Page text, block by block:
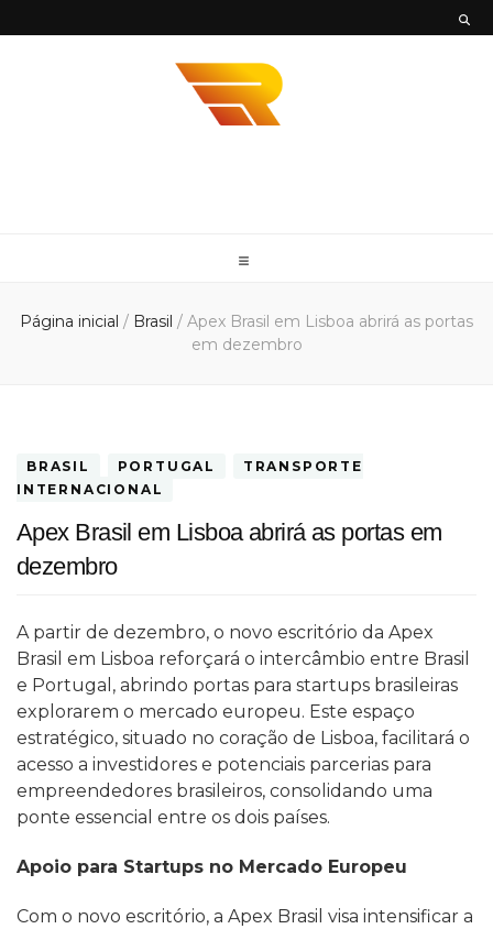
Envios
Rápidos
Página inicial / Brasil / Apex Brasil em Lisboa abrirá as portas
em dezembro
BRASIL PORTUGAL
TRANSPORTE
INTERNACIONAL
Apex Brasil em Lisboa abrirá as portas em
dezembro
A partir de dezembro, o novo escritório da Apex
Brasil em Lisboa reforçará o intercâmbio entre Brasil
e Portugal, abrindo portas para startups brasileiras
explorarem o mercado europeu. Este espaço
estratégico, situado no coração de Lisboa, facilitará o
acesso a investidores e potenciais parcerias para
empreendedores brasileiros, consolidando uma
ponte essencial entre os dois países.
Apoio para Startups no Mercado Europeu
Com o novo escritório, a Apex Brasil visa intensificar a